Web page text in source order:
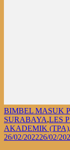
BIMBEL MASUK
SURABAYA,LES
AKADEMIK (TPA),
26/02/202226/02/